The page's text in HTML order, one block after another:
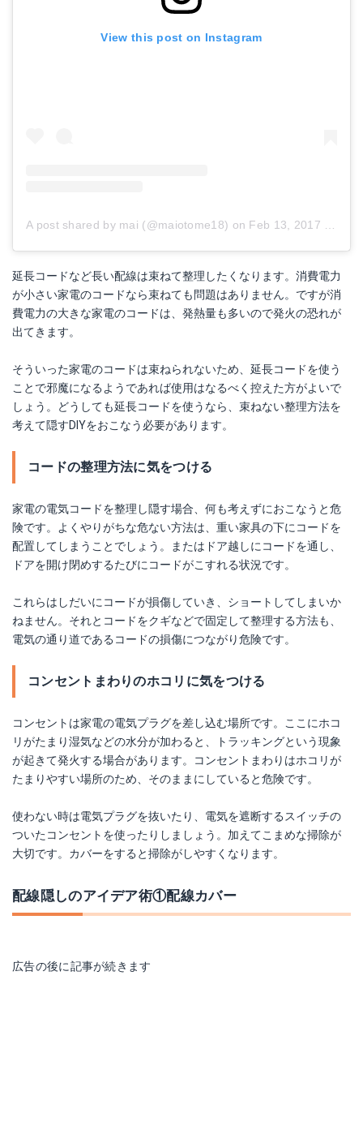
View this post on Instagram
A post shared by mai (@maiotome18) on Feb 13, 2017 at 9:48pm PST
延長コードなど長い配線は束ねて整理したくなります。消費電力
が小さい家電のコードなら束ねても問題はありません。ですが消
費電力の大きな家電のコードは、発熱量も多いので発火の恐れが
出てきます。
そういった家電のコードは束ねられないため、延長コードを使う
ことで邪魔になるようであれば使用はなるべく控えた方がよいで
しょう。どうしても延長コードを使うなら、束ねない整理方法を
考えて隠すDIYをおこなう必要があります。
コードの整理方法に気をつける
家電の電気コードを整理し隠す場合、何も考えずにおこなうと危
険です。よくやりがちな危ない方法は、重い家具の下にコードを
配置してしまうことでしょう。またはドア越しにコードを通し、
ドアを開け閉めするたびにコードがこすれる状況です。
これらはしだいにコードが損傷していき、ショートしてしまいか
ねません。それとコードをクギなどで固定して整理する方法も、
電気の通り道であるコードの損傷につながり危険です。
コンセントまわりのホコリに気をつける
コンセントは家電の電気プラグを差し込む場所です。ここにホコ
リがたまり湿気などの水分が加わると、トラッキングという現象
が起きて発火する場合があります。コンセントまわりはホコリが
たまりやすい場所のため、そのままにしていると危険です。
使わない時は電気プラグを抜いたり、電気を遮断するスイッチの
ついたコンセントを使ったりしましょう。加えてこまめな掃除が
大切です。カバーをすると掃除がしやすくなります。
配線隠しのアイデア術①配線カバー
広告の後に記事が続きます